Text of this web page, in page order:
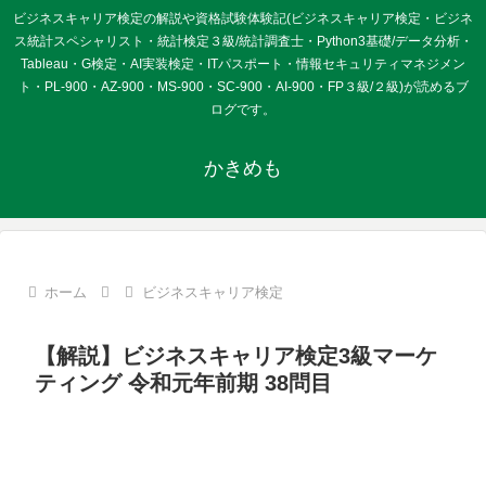
ビジネスキャリア検定の解説や資格試験体験記(ビジネスキャリア検定・ビジネ
ス統計スペシャリスト・統計検定３級/統計調査士・Python3基礎/データ分析・
Tableau・G検定・AI実装検定・ITパスポート・情報セキュリティマネジメン
ト・PL-900・AZ-900・MS-900・SC-900・AI-900・FP３級/２級)が読めるブ
ログです。
かきめも
ホーム ビジネスキャリア検定
【解説】ビジネスキャリア検定3級マーケ
ティング 令和元年前期 38問目